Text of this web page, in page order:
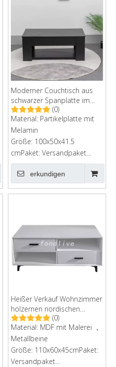
Moderner Couchtisch aus
schwarzer Spanplatte im
Wohnzimmer(0)
Material: Partikelplatte mit
Melamin
Größe: 100x50x41.5
cmPaket: Versandpaket
bestellenKartongröße:
113x58x11cmG.W.:22 kg
erkundigen
Heißer Verkauf Wohnzimmer
hölzernen nordischen
modernen Tee-Couchtisch
mit 2 Schubladen und
Metallbeinen
(0)
Material: MDF mit Malerei ，
Metallbeine
Größe: 110x60x45cmPaket:
Versandpaket